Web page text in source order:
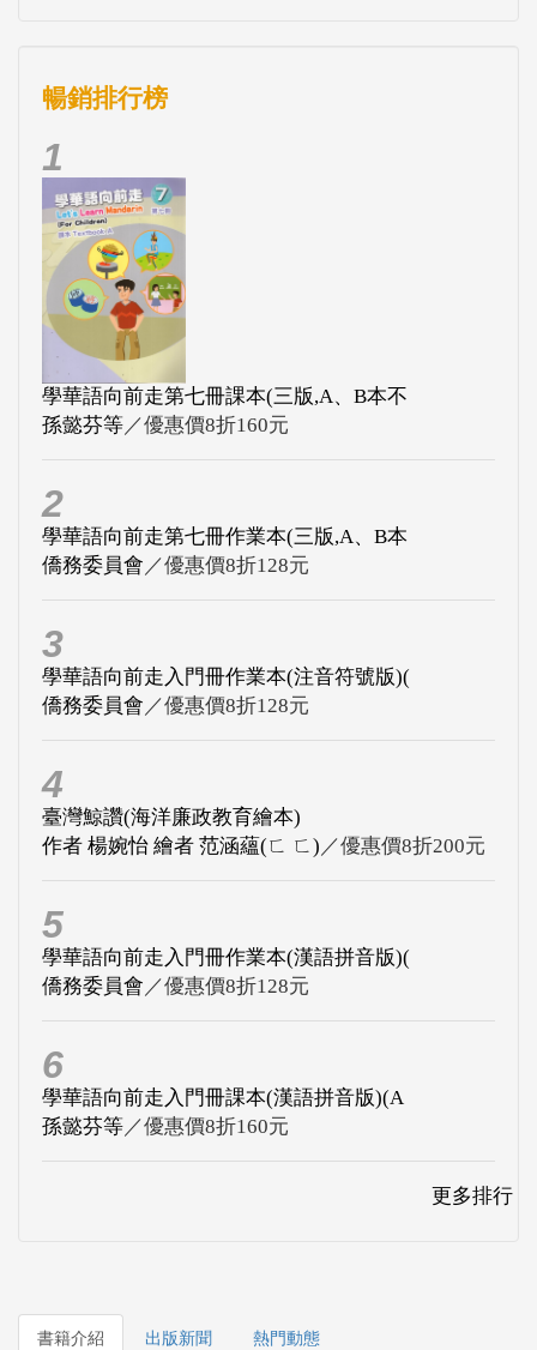
暢銷排行榜
1
學華語向前走第七冊課本(三版,A、B本不
孫懿芬等／優惠價8折160元
2
學華語向前走第七冊作業本(三版,A、B本
僑務委員會 ／優惠價8折128元
3
學華語向前走入門冊作業本(注音符號版)(
僑務委員會 ／優惠價8折128元
4
臺灣鯨讚(海洋廉政教育繪本)
作者 楊婉怡 繪者 范涵蘊(ㄈ ㄈ) ／優惠價8折200元
5
學華語向前走入門冊作業本(漢語拼音版)(
僑務委員會 ／優惠價8折128元
6
學華語向前走入門冊課本(漢語拼音版)(A
孫懿芬等／優惠價8折160元
更多排行
書籍介紹 出版新聞 熱門動態